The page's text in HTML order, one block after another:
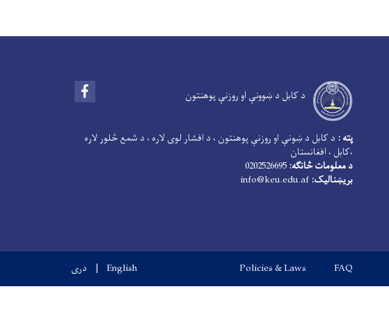
د کابل د ښوونې او روزنې پوهنتون
پته : د کابل د ښونې او روزنې پوهنتون ، د افشار لوی لاره ، د شمع څلور لاره
،کابل ، افغانستان
د معلومات څانګه:
بریښنالیک: info@keu.edu.af
Footer menu
FAQ
Policies & Laws
English دری